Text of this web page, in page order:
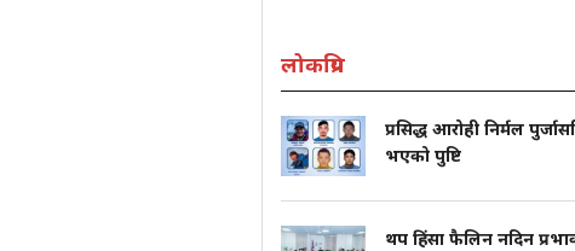
लोकप्रिय
प्रसिद्ध आरोही निर्मल
भएको पुष्टि
थप हिंसा फैलिन नदिन